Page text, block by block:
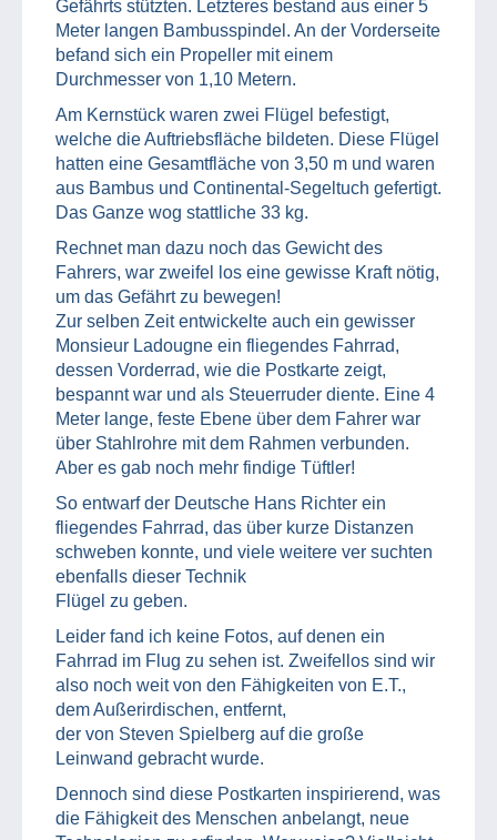
Gefährts stützten. Letzteres bestand aus einer 5
Meter langen Bambusspindel. An der Vorderseite
befand sich ein Propeller mit einem
Durchmesser von 1,10 Metern.
Am Kernstück waren zwei Flügel befestigt,
welche die Auftriebsfläche bildeten. Diese Flügel
hatten eine Gesamtfläche von 3,50 m und waren
aus Bambus und Continental-Segeltuch gefertigt.
Das Ganze wog stattliche 33 kg.
Rechnet man dazu noch das Gewicht des
Fahrers, war zweifel los eine gewisse Kraft nötig,
um das Gefährt zu bewegen!
Zur selben Zeit entwickelte auch ein gewisser
Monsieur Ladougne ein fliegendes Fahrrad,
dessen Vorderrad, wie die Postkarte zeigt,
bespannt war und als Steuerruder diente. Eine 4
Meter lange, feste Ebene über dem Fahrer war
über Stahlrohre mit dem Rahmen verbunden.
Aber es gab noch mehr findige Tüftler!
So entwarf der Deutsche Hans Richter ein
fliegendes Fahrrad, das über kurze Distanzen
schweben konnte, und viele weitere ver suchten
ebenfalls dieser Technik
Flügel zu geben.
Leider fand ich keine Fotos, auf denen ein
Fahrrad im Flug zu sehen ist. Zweifellos sind wir
also noch weit von den Fähigkeiten von E.T.,
dem Außerirdischen, entfernt,
der von Steven Spielberg auf die große
Leinwand gebracht wurde.
Dennoch sind diese Postkarten inspirierend, was
die Fähigkeit des Menschen anbelangt, neue